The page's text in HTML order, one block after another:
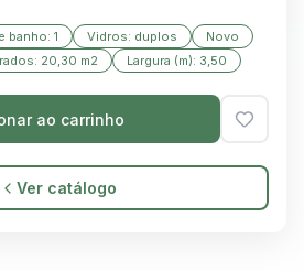
banho: 1 Vidros: duplos
Novo
20,30 m2 Largura (m): 3,50
ao carrinho
Ver catálogo